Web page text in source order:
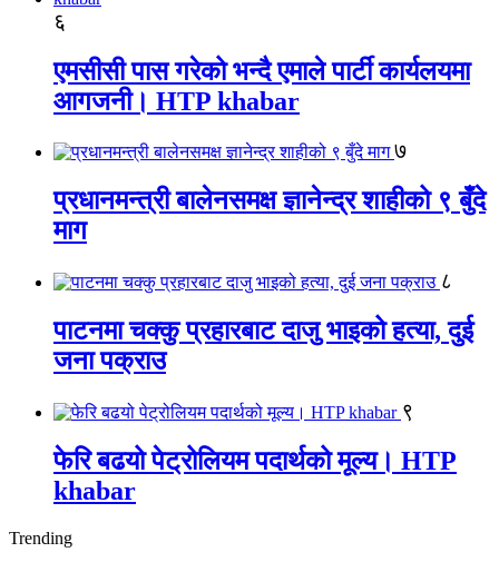
६
एमसीसी पास गरेको भन्दै एमाले पार्टी कार्यलयमा
आगजनी। HTP khabar
७
प्रधानमन्त्री बालेनसमक्ष ज्ञानेन्द्र शाहीको ९ बुँदे
माग
८
पाटनमा चक्कु प्रहारबाट दाजु भाइको हत्या, दुई
जना पक्राउ
९
फेरि बढयो पेट्रोलियम पदार्थको मूल्य। HTP
khabar
Trending